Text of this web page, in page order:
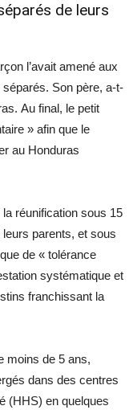
de leurs
l’avait amené aux
Son père, a-t-
Au final, le petit
» afin que le
au Honduras
réunification sous 15
parents, et sous
de « tolérance
systématique et
franchissant la
moins de 5 ans,
dans des centres
(HHS) en quelques